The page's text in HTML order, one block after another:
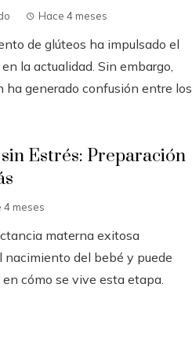
Hace 4 meses
de glúteos ha impulsado el
la actualidad. Sin embargo,
generado confusión entre los
Estrés: Preparación
4 meses
materna exitosa
del bebé y puede
cómo se vive esta etapa.